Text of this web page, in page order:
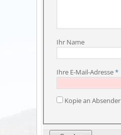
Ihr Name
Ihre E-Mail-Adresse*
Kopie an Absender